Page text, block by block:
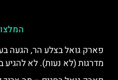
פארק גואל בצלע הר, הגעה
מדרגות (לא נעות). לא להגיע